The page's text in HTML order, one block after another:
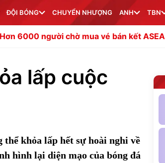
ĐỘI BÓNG CHUYỂN NHƯỢNG ANH TBN
chờ mua vé bán kết ASEAN Cup của
lấp cuộc
khỏa lấp hết sự hoài nghi về
hình lại diện mạo của bóng đá